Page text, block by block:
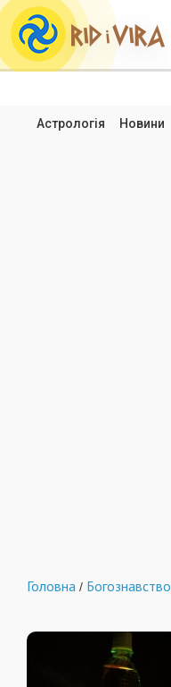
Астрологія Новини
Головна / Богознавство